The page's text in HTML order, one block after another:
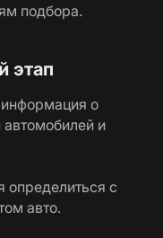
подбора.
этап
о
автомобилей и
с
авто.